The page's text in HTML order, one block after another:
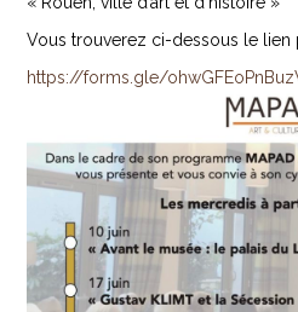
Vous trouverez ci-dessous le lien
https://forms.gle/